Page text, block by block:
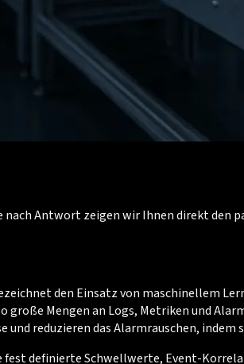
nach Antwort zeigen wir Ihnen direkt den
den Einsatz von maschinellem
Mengen an Logs, Metriken und
reduzieren das Alarmrauschen,
definierte Schwellwerte, Event-